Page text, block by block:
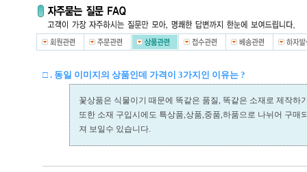
□ . 동일 이미지의 상품인데 가격이 3가지인 이유는 ?
꽃상품은 식물이기 때문에 똑같은 품질, 똑같은 소재로 제작하
또한 소재 구입시에도 특상품,상품,중품,하품으로 나뉘어 구
져 보일수 있습니다.